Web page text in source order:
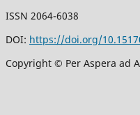
ISSN 2064-6038
DOI: https://doi.org/
Copyright © Per Aspera ad